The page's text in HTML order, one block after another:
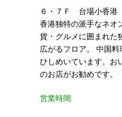
６・７Ｆ 台場小香港
香港独特の派手なネオ
貨・グルメに囲まれた
広がるフロア。 中国
ひしめいています。お
のお店がお勧めです。
営業時間